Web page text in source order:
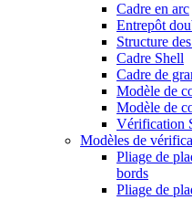
Cadre en arc
Entrepôt
Structure
Cadre Shell
Cadre de
Modèle de
Modèle de
Vérification
Modèles de
Pliage de
bords
Pliage de